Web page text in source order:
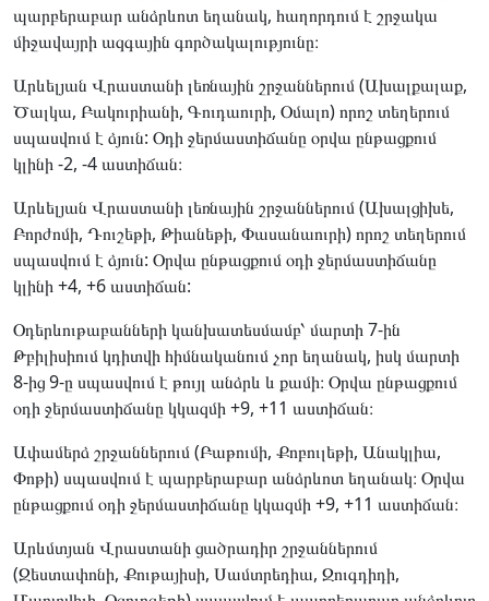
պարբերաբար անձրևոտ եղանակ, հաղորդում է շրջակա
միջավայրի ազգային գործակալությունը։
Արևելյան Վրաստանի լեռնային շրջաններում (Ախալքալաք,
Ծալկա, Բակուրիանի, Գուդաուրի, Օմալո) որոշ տեղերում
սպասվում է ձյուն: Օդի ջերմաստիճանը օրվա ընթացքում
կլինի -2, -4 աստիճան։
Արևելյան Վրաստանի լեռնային շրջաններում (Ախալցիխե,
Բորժոմի, Դուշեթի, Թիանեթի, Փասանաուրի) որոշ տեղերում
սպասվում է ձյուն: Օրվա ընթացքում օդի ջերմաստիճանը
կլինի +4, +6 աստիճան:
Օդերևութաբանների կանխատեսմամբ՝ մարտի 7-ին
Թբիլիսիում կդիտվի հիմնականում չոր եղանակ, իսկ մարտի
8-ից 9-ը սպասվում է թույլ անձրև և քամի։ Օրվա ընթացքում
օդի ջերմաստիճանը կկազմի +9, +11 աստիճան։
Ափամերձ շրջաններում (Բաթումի, Քոբուլեթի, Անակլիա,
Փոթի) սպասվում է պարբերաբար անձրևոտ եղանակ։ Օրվա
ընթացքում օդի ջերմաստիճանը կկազմի +9, +11 աստիճան։
Արևմտյան Վրաստանի ցածրադիր շրջաններում
(Զեստափոնի, Քութայիսի, Սամտրեդիա, Զուգդիդի,